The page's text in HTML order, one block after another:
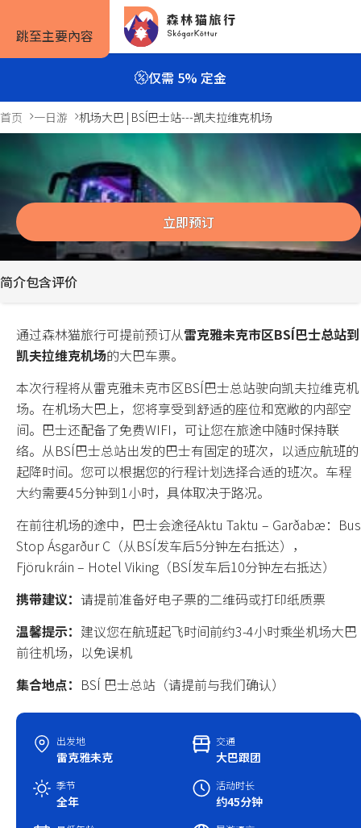
跳至主要內容
旅行方式
主题分类
冰岛环岛
自驾
蓝冰洞
冰川
温泉
极光
圣诞
中国春节
中国国庆
自驾套餐
旅行团套餐
一日游与多日游
露营套餐
所有套餐
旅行攻略
旅行攻略
旅游景点
实用信息
预订信息
如何预订
住宿预订
租车预订
仅需 5% 定金
首页 一日游 机场大巴 | BSÍ巴士站---凯夫拉维克机场
机场大巴 | BSÍ巴士站---凯夫拉维克机场
1小时
Previous
slide
Next
slide
立即预订
简介包含评价
通过森林猫旅行可提前预订从雷克雅未克市区BSÍ巴士总站到
凯夫拉维克机场的大巴车票。
本次行程将从雷克雅未克市区BSÍ巴士总站驶向凯夫拉维克机
场。在机场大巴上，您将享受到舒适的座位和宽敞的内部空
间。巴士还配备了免费WIFI，可让您在旅途中随时保持联
络。从BSÍ巴士总站出发的巴士有固定的班次，以适应航班的
起降时间。您可以根据您的行程计划选择合适的班次。车程
大约需要45分钟到1小时，具体取决于路况。
在前往机场的途中，巴士会途径Aktu Taktu – Garðabæ：Bus
Stop Ásgarður C（从BSÍ发车后5分钟左右抵达），
Fjörukráin – Hotel Viking（BSÍ发车后10分钟左右抵达）
携带建议： 请提前准备好电子票的二维码或打印纸质票
温馨提示： 建议您在航班起飞时间前约3-4小时乘坐机场大巴
前往机场，以免误机
集合地点： BSÍ 巴士总站（请提前与我们确认）
出发地
雷克雅未克
交通
大巴跟团
季节
全年
活动时长
约45分钟